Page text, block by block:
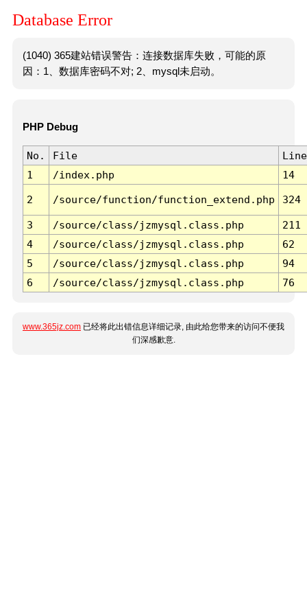
Database Error
(1040) 365建站错误警告：连接数据库失败，可能的原
因：1、数据库密码不对; 2、mysql未启动。
PHP Debug
No. File
Line
1
/index.php 14
2 /source/function/function_extend.php 324
3 /source/class/jzmysql.class.php
211
4
/source/class/jzmysql.class.php
62
5
/source/class/jzmysql.class.php
94
6
/source/class/jzmysql.class.php 76
www.365jz.com 已经将此出错信息详细记录, 由此给您带来的访问不便我
们深感歉意.